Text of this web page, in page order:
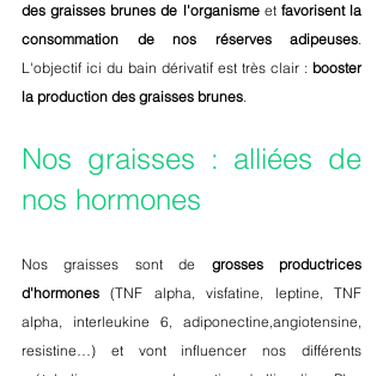
des graisses brunes de l'organisme et favorisent la
consommation de nos réserves adipeuses.
L'objectif ici du bain dérivatif est très clair : booster
la production des graisses brunes.
Nos graisses : alliées de
nos hormones
Nos graisses sont de grosses productrices
d'hormones (TNF alpha, visfatine, leptine, TNF
alpha, interleukine 6, adiponectine,angiotensine,
resistine…) et vont influencer nos différents